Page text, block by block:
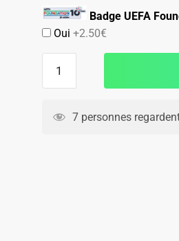
Badge UEFA
Oui+2.50€
Red
7 personnes